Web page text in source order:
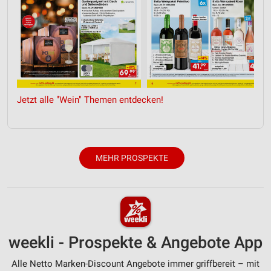
Jetzt alle "Wein" Themen entdecken!
MEHR PROSPEKTE
weekli - Prospekte & Angebote App
Alle Netto Marken-Discount Angebote immer griffbereit – mit
Analyse von Zielgruppen durch Statistiken oder
Kombinationen von Daten aus verschiedenen
Quellen
Entwicklung und Verbesserung der Angebote
Verwendung reduzierter Daten zur Auswahl von
Inhalten
IAB-Besonderheiten:
Geräte anhand von aktiv angeforderten
Informationen identifizieren
Funktional